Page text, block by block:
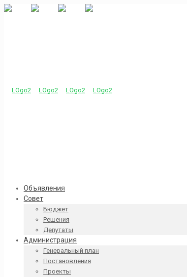
Объявления
Совет
Бюджет
Решения
Депутаты
Администрация
Генеральный план
Постановления
Проекты